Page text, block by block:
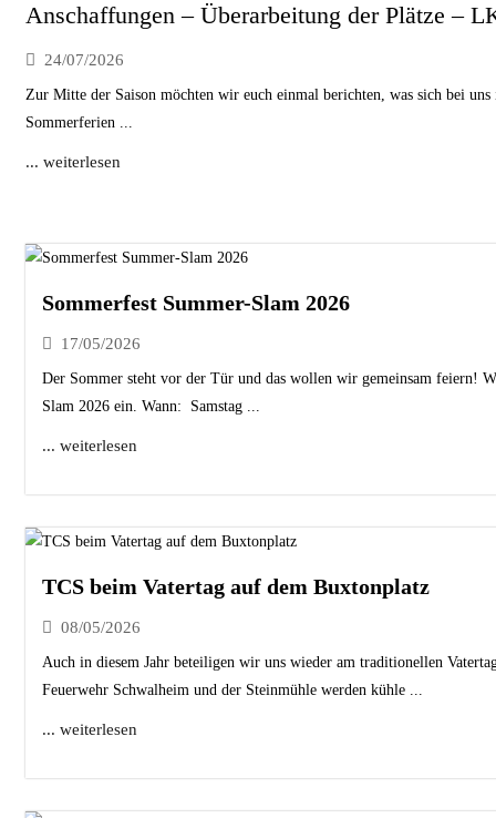
Anschaffungen – Überarbeitung der Plätze –
24/07/2026
Zur Mitte der Saison möchten wir euch einmal berichten, was sich bei
Sommerferien ...
... weiterlesen
Sommerfest Summer-Slam 2026
17/05/2026
Der Sommer steht vor der Tür und das wollen wir gemeinsam feiern!
Slam 2026 ein. Wann: Samstag ...
... weiterlesen
TCS beim Vatertag auf dem Buxtonplatz
08/05/2026
Auch in diesem Jahr beteiligen wir uns wieder am traditionellen
Feuerwehr Schwalheim und der Steinmühle werden kühle ...
... weiterlesen